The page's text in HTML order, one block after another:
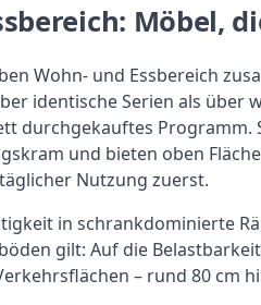
Möbel,
Wohn- und Essbereich
identische Serien als über
durchgekauftes Programm.
und bieten oben
Nutzung zuerst.
in schrankdominierte
gilt: Auf die
– rund 80 cm